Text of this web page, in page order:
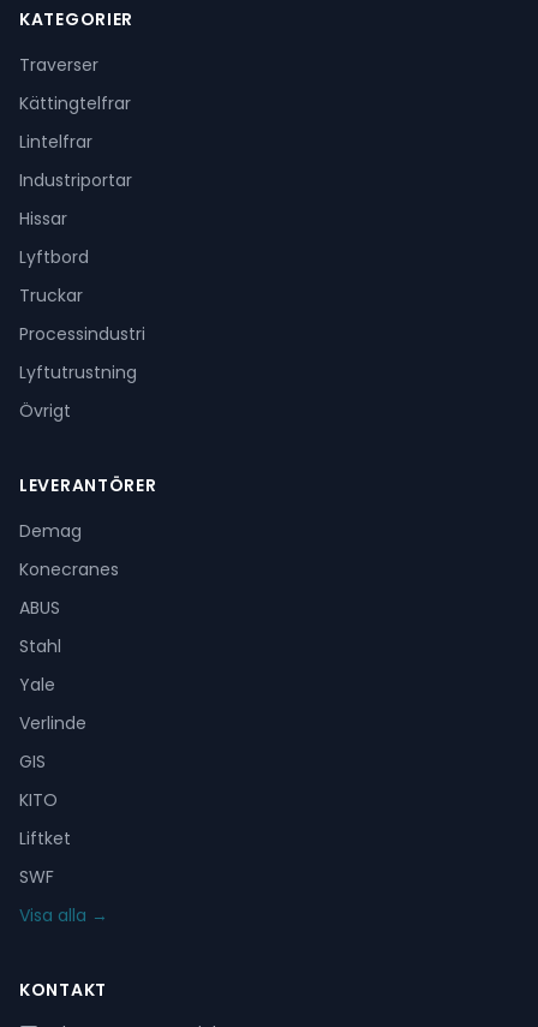
KATEGORIER
Traverser
Kättingtelfrar
Lintelfrar
Industriportar
Hissar
Lyftbord
Truckar
Processindustri
Lyftutrustning
Övrigt
LEVERANTÖRER
Demag
Konecranes
ABUS
Stahl
Yale
Verlinde
GIS
KITO
Liftket
SWF
Visa alla →
KONTAKT